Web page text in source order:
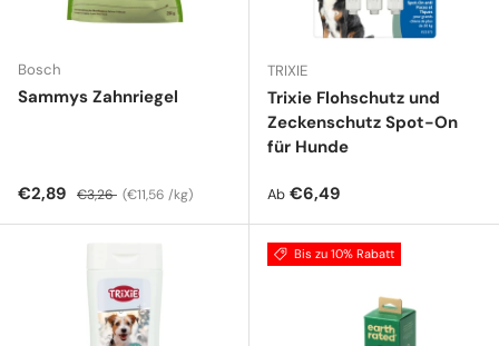
Bosch
Sammys Zahnriegel
Verkaufspreis
€2,89 Normaler Preis
€3,26 Grundpreis
€11,56 /kg
TRIXIE
Trixie Flohschutz und
Zeckenschutz Spot-On
für Hunde
Normaler Preis
Ab €6,49
Bis zu 10% Rabatt